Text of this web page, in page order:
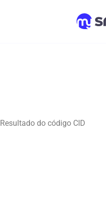
Resultado do código CID